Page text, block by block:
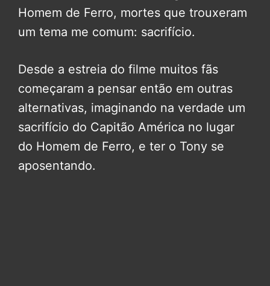
Homem de Ferro, mortes que trouxeram
um tema me comum: sacrifício.
Desde a estreia do filme muitos fãs
começaram a pensar então em outras
alternativas, imaginando na verdade um
sacrifício do Capitão América no lugar
do Homem de Ferro, e ter o Tony se
aposentando.